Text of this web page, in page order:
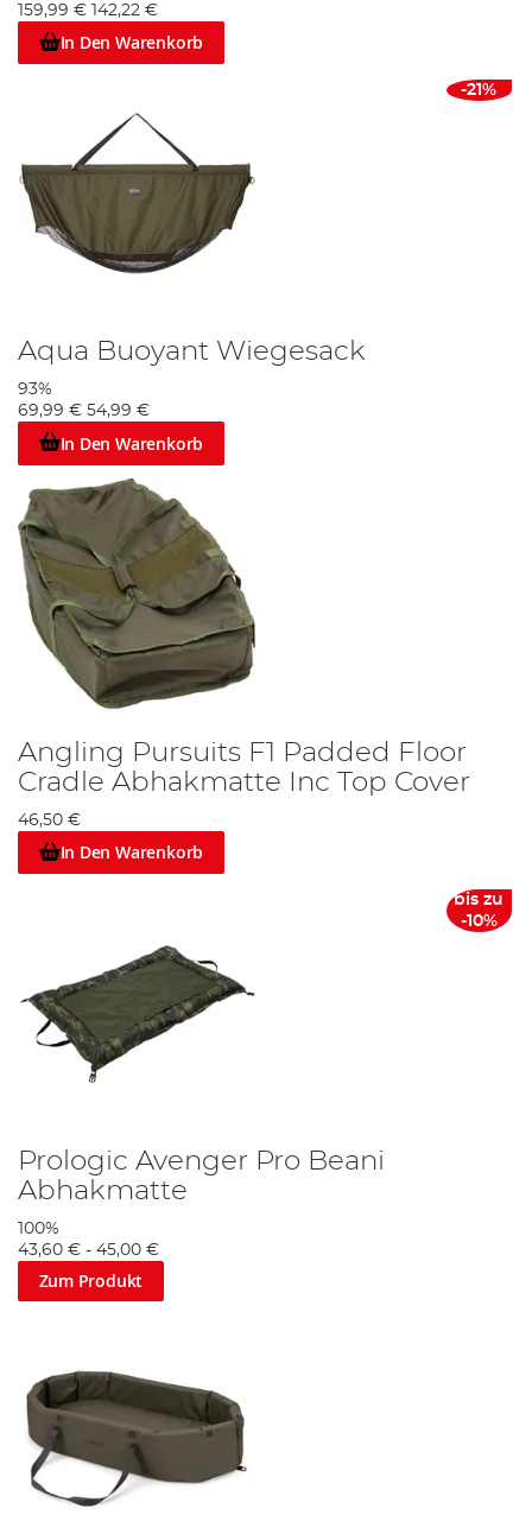
159,99 € 142,22 €
In Den Warenkorb
-21%
Aqua Buoyant Wiegesack
93%
69,99 € 54,99 €
In Den Warenkorb
Angling Pursuits F1 Padded Floor
Cradle Abhakmatte Inc Top Cover
46,50 €
In Den Warenkorb
bis zu
-10%
Prologic Avenger Pro Beani
Abhakmatte
100%
43,60 € - 45,00 €
Zum Produkt